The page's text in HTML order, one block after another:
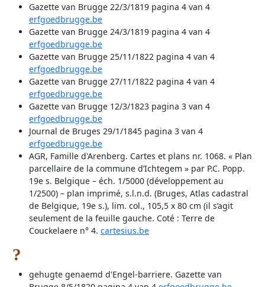
Gazette van Brugge 22/3/1819 pagina 4 van 4
erfgoedbrugge.be
Gazette van Brugge 24/3/1819 pagina 4 van 4
erfgoedbrugge.be
Gazette van Brugge 25/11/1822 pagina 4 van 4
erfgoedbrugge.be
Gazette van Brugge 27/11/1822 pagina 4 van 4
erfgoedbrugge.be
Gazette van Brugge 12/3/1823 pagina 3 van 4
erfgoedbrugge.be
Journal de Bruges 29/1/1845 pagina 3 van 4
erfgoedbrugge.be
AGR, Famille d'Arenberg. Cartes et plans nr. 1068. « Plan
parcellaire de la commune d’Ichtegem » par P.C. Popp.
19e s. Belgique – éch. 1/5000 (développement au
1/2500) – plan imprimé, s.l.n.d. (Bruges, Atlas cadastral
de Belgique, 19e s.), lim. col., 105,5 x 80 cm (il s’agit
seulement de la feuille gauche. Coté : Terre de
Couckelaere n° 4. cartesius.be
?
gehugte genaemd d'Engel-barriere. Gazette van